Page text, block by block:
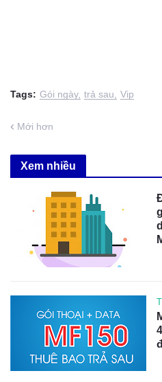
Tags: Gói ngày trả sau Vip
Mới hơn
Xem nhiều